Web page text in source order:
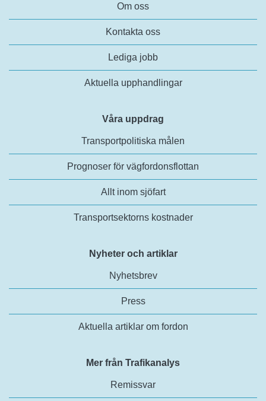
Om oss
Kontakta oss
Lediga jobb
Aktuella upphandlingar
Våra uppdrag
Transportpolitiska målen
Prognoser för vägfordonsflottan
Allt inom sjöfart
Transportsektorns kostnader
Nyheter och artiklar
Nyhetsbrev
Press
Aktuella artiklar om fordon
Mer från Trafikanalys
Remissvar